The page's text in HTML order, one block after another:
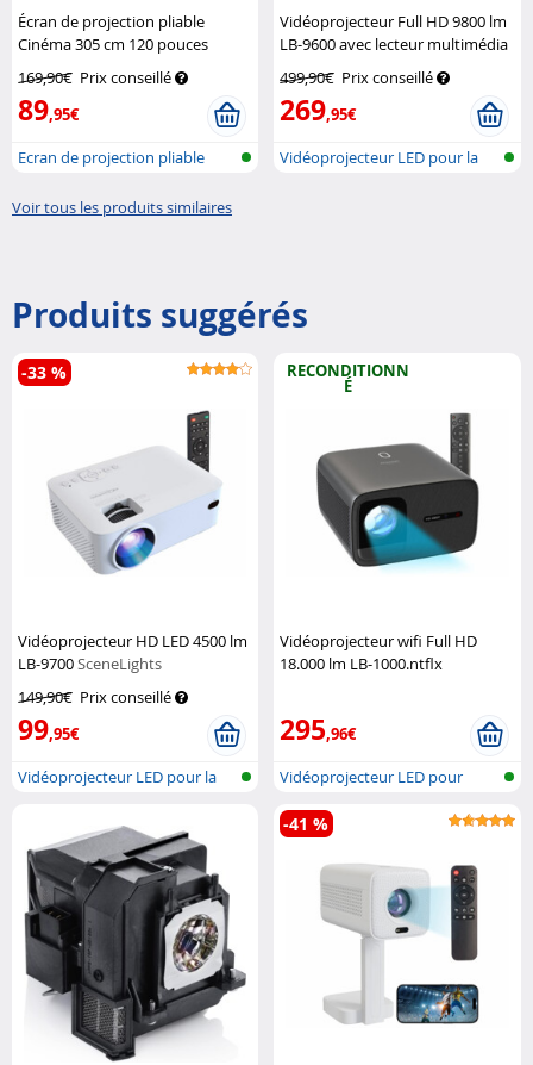
Écran de projection pliable
Cinéma 305 cm 120 pouces
169,90€ Prix conseillé
89,95€
Ecran de projection pliable
Vidéoprojecteur Full HD 9800 lm
LB-9600 avec lecteur multimédia
499,90€ Prix conseillé
269,95€
Vidéoprojecteur LED pour la
Voir tous les produits similaires
Produits suggérés
Vidéoprojecteur HD LED 4500 lm
LB-9700SceneLights
149,90€ Prix conseillé
99,95€
-33 %
Vidéoprojecteur LED pour la
RECONDITIONN
É
Vidéoprojecteur wifi Full HD
18.000 lm LB-1000.ntflx
295,96€
Vidéoprojecteur LED pour
réseau loc...
-41 %